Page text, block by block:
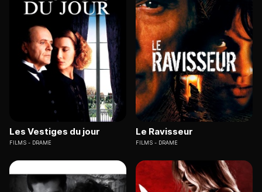
Les Vestiges du jour
FILMS DRAME
Le Ravisseur
FILMS DRAME